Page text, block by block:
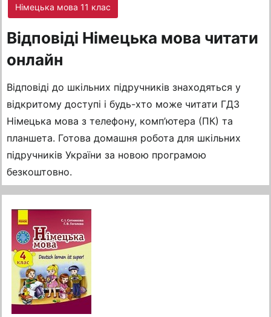
Німецька мова 11 клас
Відповіді Німецька мова читати
онлайн
Відповіді до шкільних підручників знаходяться у
відкритому доступі і будь-хто може читати ГДЗ
Німецька мова з телефону, комп’ютера (ПК) та
планшета. Готова домашня робота для шкільних
підручників України за новою програмою
безкоштовно.